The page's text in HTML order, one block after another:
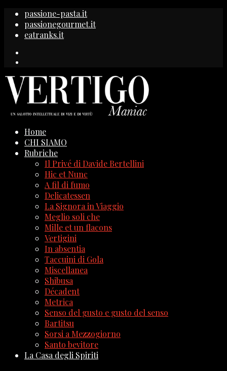
passione-pasta.it
passionegourmet.it
eatranks.it
Home
CHI SIAMO
Rubriche
Il Privé di Davide Bertellini
Hic et Nunc
A fil di fumo
Delicatessen
La Signora in Viaggio
Meglio soli che
Mille et un flacons
Vertigini
In absentia
Taccuini di Gola
Miscellanea
Shibusa
Décadent
Metrica
Senso del gusto e gusto del senso
Bartitsu
Sorsi a Mezzogiorno
Santo bevitore
La Casa degli Spiriti